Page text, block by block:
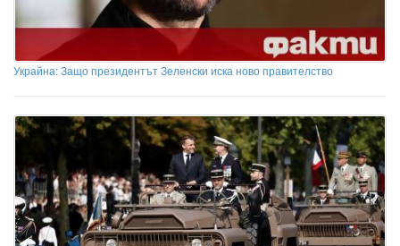
Украйна: Защо президентът Зеленски иска ново правителство